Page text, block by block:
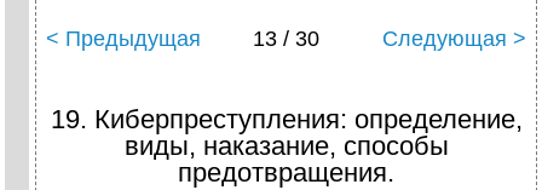
< Предыдущая 13 / 30 Следующая >
19. Киберпреступления: определение,
виды, наказание, способы
предотвращения.